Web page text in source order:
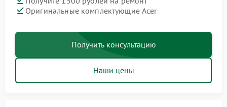
Оригинальные комплектующие Acer
Получить консультацию
Наши цены